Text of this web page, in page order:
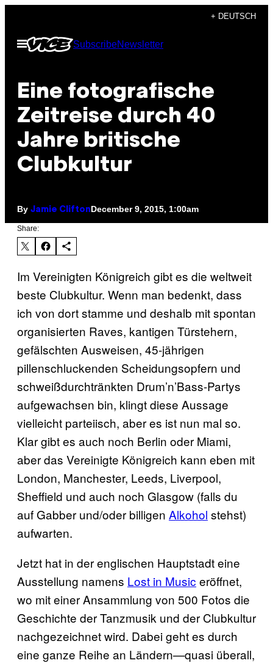
content
+ DEUTSCH
Open
Menu
SubscribeNewsletter
Eine fotografische
Zeitreise durch 40
Jahre britische
Clubkultur
By Jamie CliftonDecember 9, 2015, 1:00am
Share:
Im Vereinigten Königreich gibt es die weltweit
beste Clubkultur. Wenn man bedenkt, dass
ich von dort stamme und deshalb mit spontan
organisierten Raves, kantigen Türstehern,
gefälschten Ausweisen, 45-jährigen
pillenschluckenden Scheidungsopfern und
schweißdurchtränkten Drum’n’Bass-Partys
aufgewachsen bin, klingt diese Aussage
vielleicht parteiisch, aber es ist nun mal so.
Klar gibt es auch noch Berlin oder Miami,
aber das Vereinigte Königreich kann eben mit
London, Manchester, Leeds, Liverpool,
Sheffield und auch noch Glasgow (falls du
auf Gabber und/oder billigen Alkohol stehst)
aufwarten.
Jetzt hat in der englischen Hauptstadt eine
Ausstellung namens Lost in Music eröffnet,
wo mit einer Ansammlung von 500 Fotos die
Geschichte der Tanzmusik und der Clubkultur
nachgezeichnet wird. Dabei geht es durch
eine ganze Reihe an Ländern—quasi überall,